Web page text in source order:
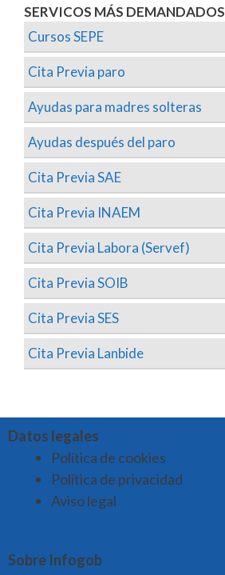
SERVICOS MÁS DEMANDADOS
Cursos SEPE
Cita Previa paro
Ayudas para madres solteras
Ayudas después del paro
Cita Previa SAE
Cita Previa INAEM
Cita Previa Labora (Servef)
Cita Previa SOIB
Cita Previa SES
Cita Previa Lanbide
Datos legales
Política de cookies
Política de privacidad
Aviso legal
Sobre Infogob